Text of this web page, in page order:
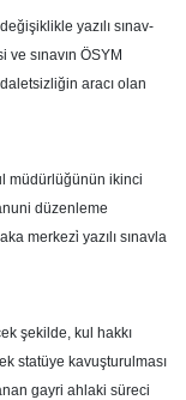
yazılı sınav-
sınavın ÖSYM
aracı olan
müdürlüğünün ikinci
düzenleme
merkezi̇ yazılı sınavla
şekilde, kul hakkı
statüye kavuşturulması
gayri ahlaki süreci